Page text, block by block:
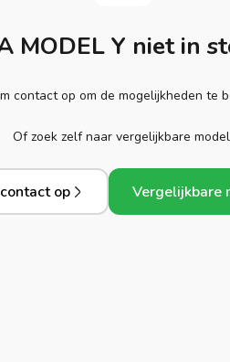
MODEL Y niet in
contact op om de mogelijkheden te
Of zoek zelf naar vergelijkbare
op Vergelijkbare